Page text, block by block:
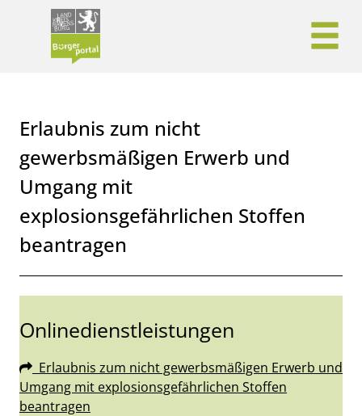
Zum Hauptinhalt springen
Zum Header
Zum Hauptinhalt
Zum Footer
Erlaubnis zum nicht
gewerbsmäßigen Erwerb und
Umgang mit
explosionsgefährlichen Stoffen
beantragen
Kurzbeschreibung
Onlinedienstleistungen
Erlaubnis zum nicht gewerbsmäßigen Erwerb und
Umgang mit explosionsgefährlichen Stoffen
beantragen